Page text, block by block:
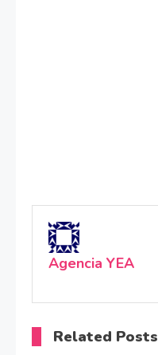
Agencia YEA
Related Posts